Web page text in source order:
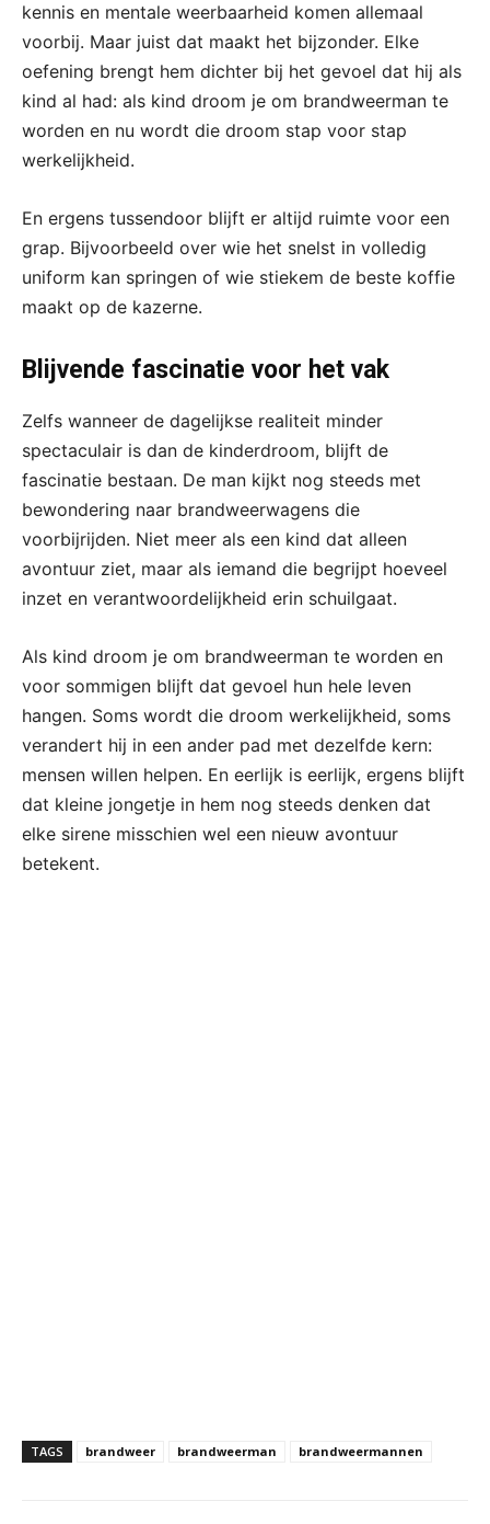
kennis en mentale weerbaarheid komen allemaal
voorbij. Maar juist dat maakt het bijzonder. Elke
oefening brengt hem dichter bij het gevoel dat hij als
kind al had: als kind droom je om brandweerman te
worden en nu wordt die droom stap voor stap
werkelijkheid.
En ergens tussendoor blijft er altijd ruimte voor een
grap. Bijvoorbeeld over wie het snelst in volledig
uniform kan springen of wie stiekem de beste koffie
maakt op de kazerne.
Blijvende fascinatie voor het vak
Zelfs wanneer de dagelijkse realiteit minder
spectaculair is dan de kinderdroom, blijft de
fascinatie bestaan. De man kijkt nog steeds met
bewondering naar brandweerwagens die
voorbijrijden. Niet meer als een kind dat alleen
avontuur ziet, maar als iemand die begrijpt hoeveel
inzet en verantwoordelijkheid erin schuilgaat.
Als kind droom je om brandweerman te worden en
voor sommigen blijft dat gevoel hun hele leven
hangen. Soms wordt die droom werkelijkheid, soms
verandert hij in een ander pad met dezelfde kern:
mensen willen helpen. En eerlijk is eerlijk, ergens blijft
dat kleine jongetje in hem nog steeds denken dat
elke sirene misschien wel een nieuw avontuur
betekent.
TAGS brandweer brandweerman brandweermannen